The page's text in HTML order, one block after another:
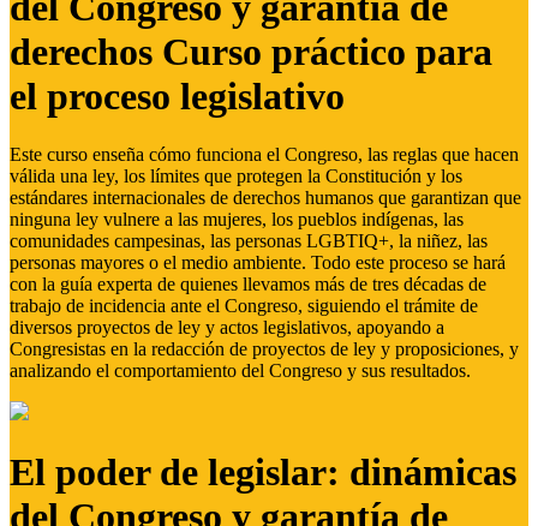
derechos Curso práctico para
el proceso legislativo
Este curso enseña cómo funciona el Congreso, las reglas que hacen
válida una ley, los límites que protegen la Constitución y los
estándares internacionales de derechos humanos que garantizan que
ninguna ley vulnere a las mujeres, los pueblos indígenas, las
comunidades campesinas, las personas LGBTIQ+, la niñez, las
personas mayores o el medio ambiente. Todo este proceso se hará
con la guía experta de quienes llevamos más de tres décadas de
trabajo de incidencia ante el Congreso, siguiendo el trámite de
diversos proyectos de ley y actos legislativos, apoyando a
Congresistas en la redacción de proyectos de ley y proposiciones, y
analizando el comportamiento del Congreso y sus resultados.
El poder de legislar: dinámicas
del Congreso y garantía de